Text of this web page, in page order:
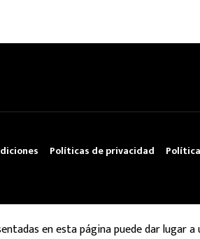
Políticas de privacidad
en esta página puede dar lugar